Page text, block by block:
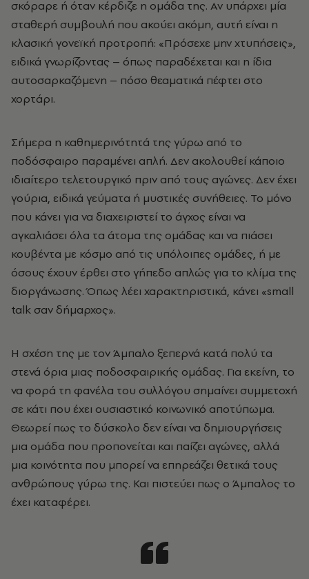
σκόραρε ή όταν κέρδιζε η ομάδα της. Αν υπάρχει μία
σταθερή συμβουλή που ακούει ακόμη, αυτή είναι η
κλασική γονεϊκή προτροπή: «Πρόσεχε μην χτυπήσεις»,
ειδικά γνωρίζοντας – όπως παραδέχεται και η ίδια
αυτοσαρκαζόμενη – πόσο θεαματικά πέφτει στο
χορτάρι.
Σήμερα η καθημερινότητά της γύρω από το
ποδόσφαιρο παραμένει απλή. Δεν ακολουθεί κάποιο
ιδιαίτερο τελετουργικό πριν από τους αγώνες. Δεν έχει
γούρια, ειδικά γεύματα ή μυστικές συνήθειες. Το μόνο
που κάνει για να διαχειριστεί το άγχος είναι να
αγκαλιάσει όλα τα άτομα της ομάδας και να πιάσει
κουβέντα με κόσμο από τις υπόλοιπες ομάδες, ή με
όσους έχουν έρθει στο γήπεδο απλώς για το κλίμα της
διοργάνωσης. Όπως λέει χαρακτηριστικά, κάνει «small
talk σαν δήμαρχος».
Η σχέση της με τον Άμπαλο ξεπερνά κατά πολύ τα
στενά όρια μιας ποδοσφαιρικής ομάδας. Για εκείνη, το
να φορά τη φανέλα του συλλόγου σημαίνει συμμετοχή
σε κάτι που έχει ουσιαστικό κοινωνικό αποτύπωμα.
Θεωρεί πως το δύσκολο δεν είναι να δημιουργήσεις
μια ομάδα που προπονείται και παίζει αγώνες, αλλά
μια κοινότητα που μπορεί να επηρεάζει θετικά τους
ανθρώπους γύρω της. Και πιστεύει πως ο Άμπαλος το
έχει καταφέρει.